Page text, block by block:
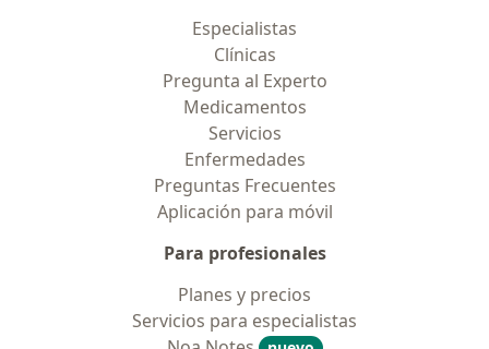
Especialistas
Clínicas
Pregunta al Experto
Medicamentos
Servicios
Enfermedades
Preguntas Frecuentes
Aplicación para móvil
Para profesionales
Planes y precios
Servicios para especialistas